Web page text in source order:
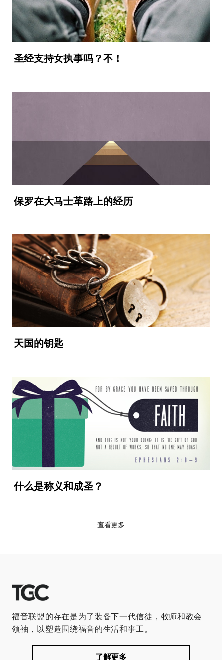
圣经支持女执事吗？不！
保罗在大马士革路上的经历
天国的钥匙
什么是称义和成圣？
查看更多
福音联盟的存在是为了装备下一代信徒，牧师和教会
领袖，以塑造围绕福音的生活和事工。
了解更多